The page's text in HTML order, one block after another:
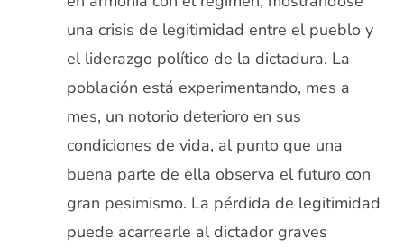
una crisis de legitimidad entre el pueblo y
el liderazgo político de la dictadura. La
población está experimentando, mes a
mes, un notorio deterioro en sus
condiciones de vida, al punto que una
buena parte de ella observa el futuro con
gran pesimismo. La pérdida de legitimidad
puede acarrearle al dictador graves